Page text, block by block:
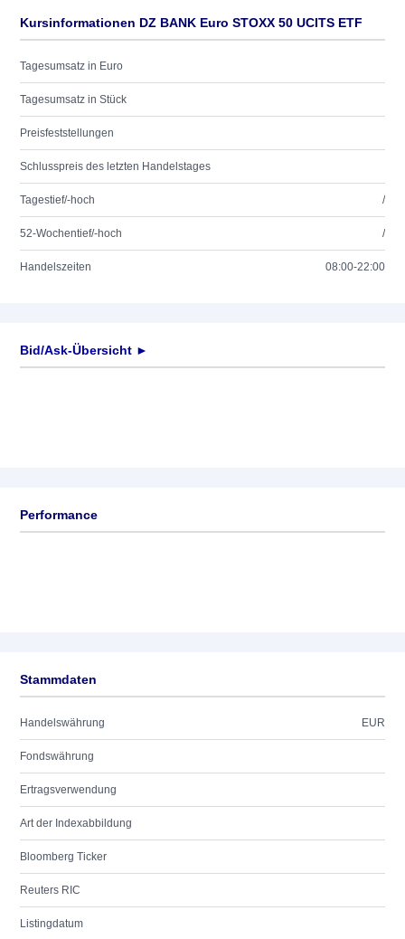
Kursinformationen DZ BANK Euro STOXX 50 UCITS ETF
Tagesumsatz in Euro
Tagesumsatz in Stück
Preisfeststellungen
Schlusspreis des letzten Handelstages
Tagestief/-hoch /
52-Wochentief/-hoch /
Handelszeiten 08:00-22:00
Bid/Ask-Übersicht ►
Performance
Stammdaten
Handelswährung EUR
Fondswährung
Ertragsverwendung
Art der Indexabbildung
Bloomberg Ticker
Reuters RIC
Listingdatum